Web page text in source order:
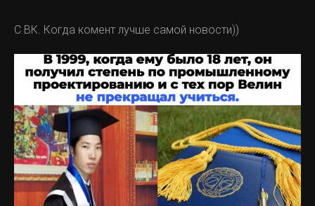
С ВК. Когда комент лучше самой новости))